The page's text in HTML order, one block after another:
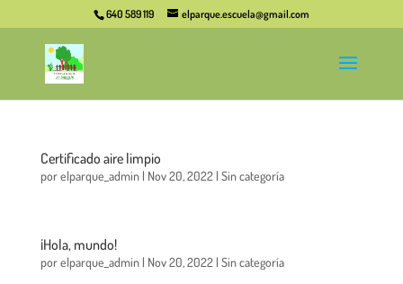
640 589 119 elparque.escuela@gmail.com
Certificado aire limpio
porelparque_admin| Nov 20, 2022| Sin categoría
¡Hola, mundo!
porelparque_admin| Nov 20, 2022| Sin categoría